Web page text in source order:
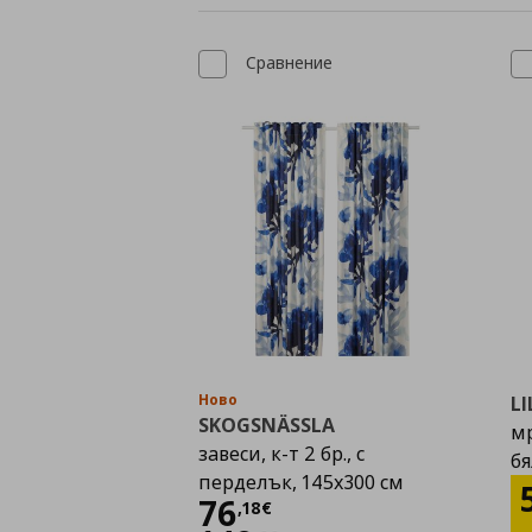
Сравнение
Ново
SKOGSNÄSSLA
завеси, к-т 2 бр., с
перделък, 145x300 см
76,18€
Цена